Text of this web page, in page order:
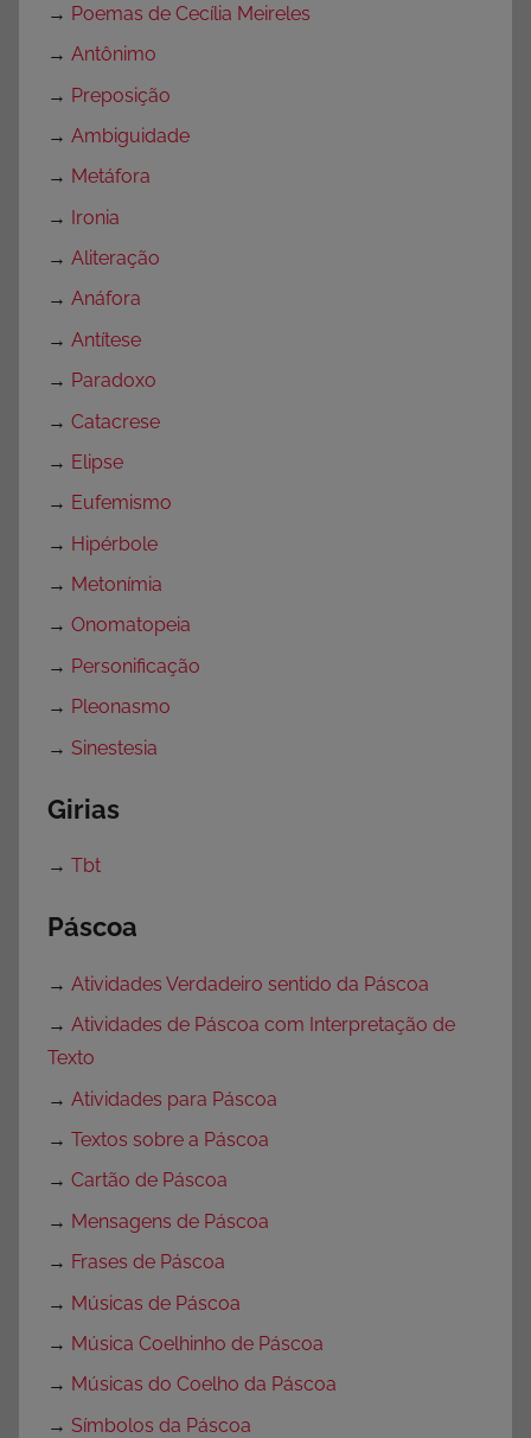
→ Poemas de Cecília Meireles
→ Antônimo
→ Preposição
→ Ambiguidade
→ Metáfora
→ Ironia
→ Aliteração
→ Anáfora
→ Antítese
→ Paradoxo
→ Catacrese
→ Elipse
→ Eufemismo
→ Hipérbole
→ Metonímia
→ Onomatopeia
→ Personificação
→ Pleonasmo
→ Sinestesia
Girias
→ Tbt
Páscoa
→ Atividades Verdadeiro sentido da Páscoa
→ Atividades de Páscoa com Interpretação de
Texto
→ Atividades para Páscoa
→ Textos sobre a Páscoa
→ Cartão de Páscoa
→ Mensagens de Páscoa
→ Frases de Páscoa
→ Músicas de Páscoa
→ Música Coelhinho de Páscoa
→ Músicas do Coelho da Páscoa
→ Símbolos da Páscoa